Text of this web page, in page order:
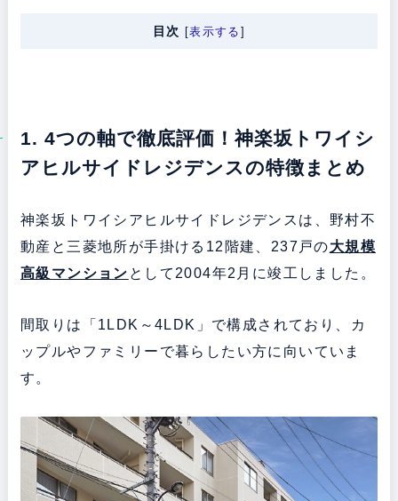
目次 [表示する
1. 4つの軸で徹底評価！神楽坂トワイシ
アヒルサイドレジデンスの特徴まとめ
神楽坂トワイシアヒルサイドレジデンスは、野村不
動産と三菱地所が手掛ける12階建、237戸の大規模
高級マンション として2004年2月に竣工しました。
間取りは「1LDK～4LDK」で構成されており、カ
ップルやファミリーで暮らしたい方に向いていま
す。